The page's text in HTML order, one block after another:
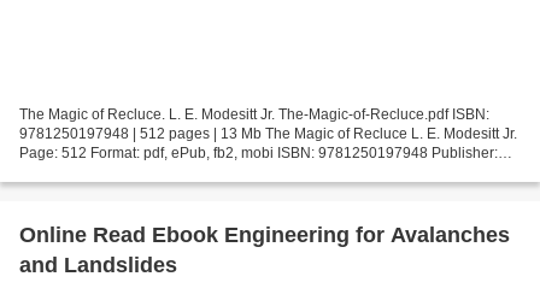
The Magic of Recluce. L. E. Modesitt Jr. The-Magic-of-Recluce.pdf ISBN:
9781250197948 | 512 pages | 13 Mb The Magic of Recluce L. E. Modesitt Jr.
Page: 512 Format: pdf, ePub, fb2, mobi ISBN: 9781250197948 Publisher:
Online Read Ebook Engineering for Avalanches
and Landslides